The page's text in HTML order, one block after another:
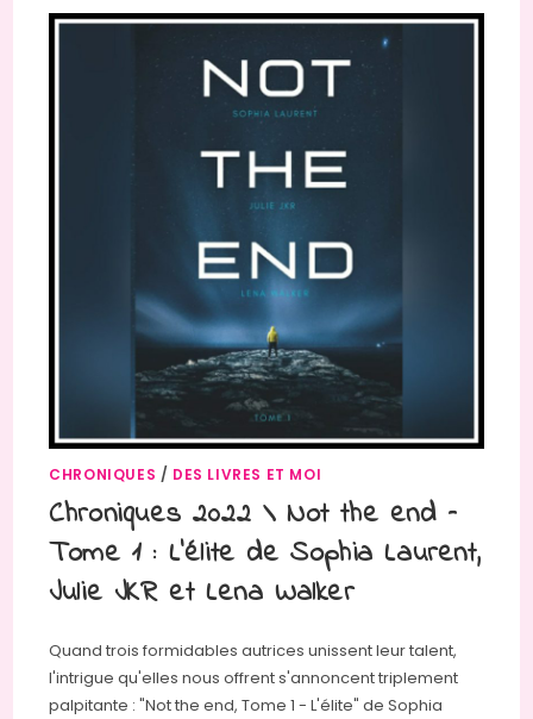
CHRONIQUES / DES LIVRES ET MOI
Chroniques 2022 \ Not the end –
Tome 1 : L’élite de Sophia Laurent,
Julie JKR et Lena Walker
Quand trois formidables autrices unissent leur talent,
l'intrigue qu'elles nous offrent s'annoncent triplement
palpitante : "Not the end, Tome 1 - L'élite" de Sophia